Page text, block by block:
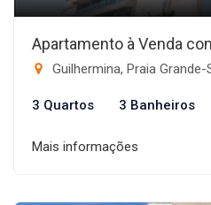
Apartamento à Venda
Guilhermina, Praia Grande-
3 Quartos 3 Banheiros
Mais informações